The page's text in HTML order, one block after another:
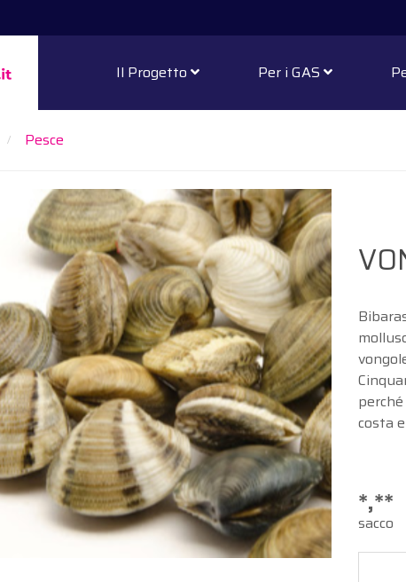
Il Progetto Per i GAS
Pesce
costa
*,**
sacco